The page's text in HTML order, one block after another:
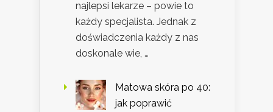
najlepsi lekarze – powie to
każdy specjalista. Jednak z
doświadczenia każdy z nas
doskonale wie, …
Matowa skóra po 40:
jak poprawić